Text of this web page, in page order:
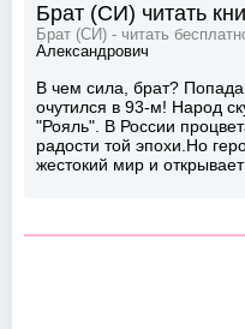
Брат (СИ) читать
Брат (СИ) - читать
Александрович
В чем сила, брат?
очутился в 93-м! Народ
"Рояль". В России
радости той эпохи.Но
жестокий мир и открывает